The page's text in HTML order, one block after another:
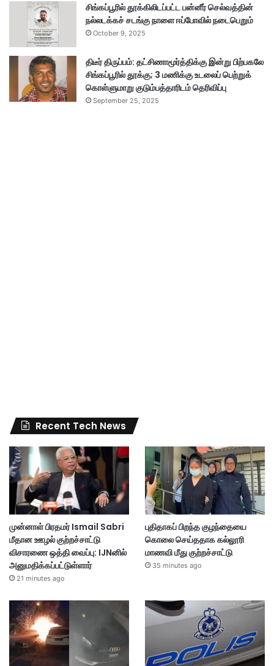
சிங்கப்பூரில் தூக்கிலிடப்பட்ட பன்னீர் செல்வத்தின்
நல்லடக்கச் சடங்கு நாளை ஈப்போவில் நடைபெறும்
October 9, 2025
திடீர் திருப்பம்: தட்சிணாமூர்த்திக்கு இன்று பிற்பகலே
சிங்கப்பூரில் தூக்கு; 3 மணிக்கு உடலைப் பெற்றுக்
கொள்ளுமாறு குடும்பத்தாரிடம் தெரிவிப்பு
September 25, 2025
Recent Tech News
முன்னாள் பிரதமர் Ismail Sabri
மீதான ஊழல் குற்றச்சாட்டு
விசாரணை ஒத்தி வைப்பு: IJNனில்
அனுமதிக்கப்பட்டுள்ளார்
21 minutes ago
புதிதாகப் பிறந்த குழந்தையை
கொலை செய்ததாக கல்லூரி
மாணவி மீது குற்றச்சாட்டு
35 minutes ago